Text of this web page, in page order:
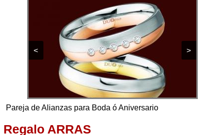
< >
Pareja de Alianzas para Boda ó Aniversario
Regalo ARRAS